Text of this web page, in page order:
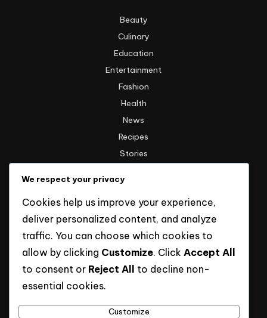
Beauty
Culinary
Education
Entertainment
Fashion
Health
News
Recipes
Stories
Travel
Uncategorized
Hak Cipta
Kebijakan Privasi
Tentang Kami
We respect your privacy
Cookies help us improve your experience,
deliver personalized content, and analyze
traffic. You can choose which cookies to
allow by clicking Customize. Click Accept All
to consent or Reject All
to decline non-
essential cookies.
Customize